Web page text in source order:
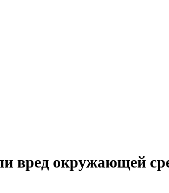
вред окружающей